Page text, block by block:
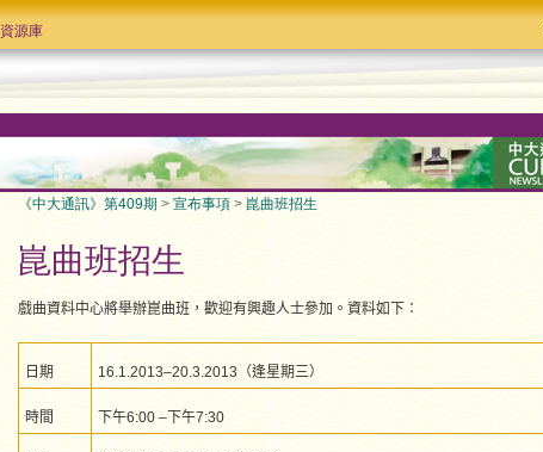
資源庫
《中大通訊》第409期 > 宣布事項 > 崑曲班招生
崑曲班招生
戲曲資料中心將舉辦崑曲班，歡迎有興趣人士參加。資料如下：
日期 16.1.2013–20.3.2013（逢星期三）
時間 下午6:00 –下午7:30